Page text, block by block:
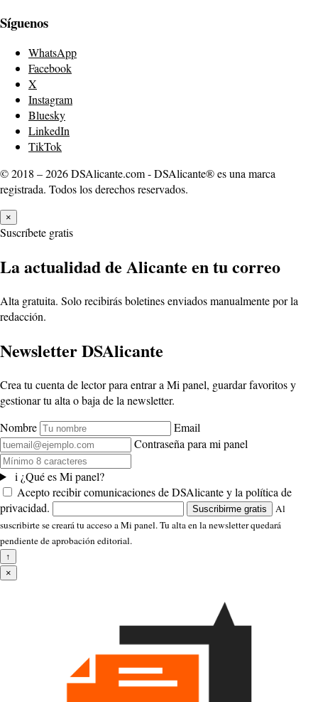
Síguenos
WhatsApp
Facebook
X
Instagram
Bluesky
LinkedIn
TikTok
© 2018 – 2026 DSAlicante.com - DSAlicante® es una marca
registrada. Todos los derechos reservados.
×
Suscríbete gratis
La actualidad de Alicante en tu correo
Alta gratuita. Solo recibirás boletines enviados manualmente por la
redacción.
Newsletter DSAlicante
Crea tu cuenta de lector para entrar a Mi panel, guardar favoritos y
gestionar tu alta o baja de la newsletter.
Nombre
Email
Contraseña para mi panel
i ¿Qué es Mi panel?
Acepto recibir comunicaciones de DSAlicante y la política de
privacidad.
Suscribirme gratis
Al
suscribirte se creará tu acceso a Mi panel. Tu alta en la newsletter quedará
pendiente de aprobación editorial.
↑
×